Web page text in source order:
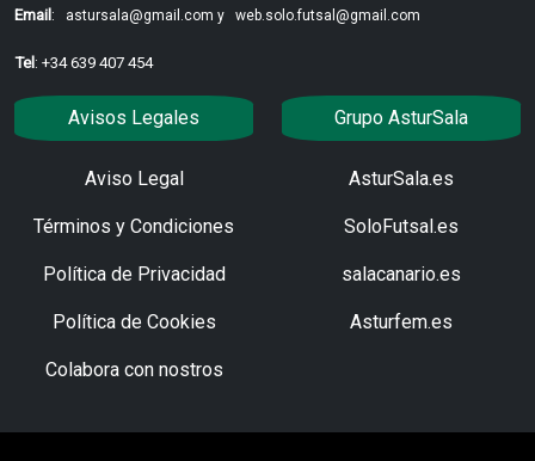
Email: astursala@gmail.com y web.solo.futsal@gmail.com
Tel: +34 639 407 454
Avisos Legales
Aviso Legal
Términos y Condiciones
Política de Privacidad
Política de Cookies
Colabora con nostros
Grupo AsturSala
AsturSala.es
SoloFutsal.es
salacanario.es
Asturfem.es